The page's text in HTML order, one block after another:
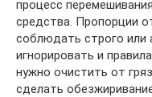
процесс
средства. Пропорции
соблюдать строго или
игнорировать и
нужно очистить от
сделать